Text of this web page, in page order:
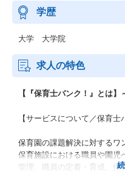
学歴
大学 大学院
求人の特色
【『保育士バンク！』とは
【サービスについて／保育士
保育園の課題解決に対するワ
保育施設における職員や園児
管理、職員の定着・育成、保